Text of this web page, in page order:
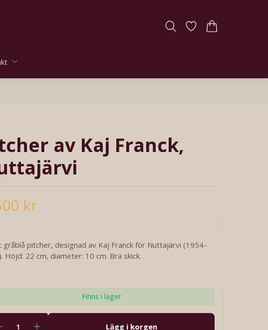
av Kaj Franck,
kr
gråblå pitcher, designad av Kaj Franck för Nuttajärvi (1954-
Höjd: 22 cm, diameter: 10 cm. Bra skick.
Finns i lager
Lägg i korgen